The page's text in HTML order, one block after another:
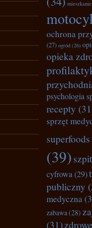
mieszkanie
ochrona
(27) ogród (26)
opieka
psychologia
recepty
sprzęt
superfoods
(39)
cyfrowa(29)
publiczny
medyczna
zabawa(28)
(31)